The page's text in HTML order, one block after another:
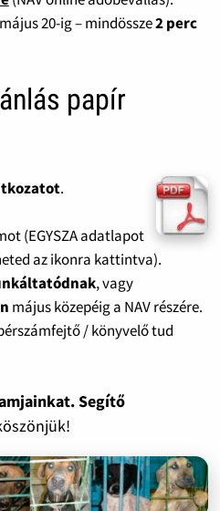
20-ig – mindössze2 perc
papír
.
(EGYSZA adatlapot
az ikonra kattintva).
, vagy
május közepéig a NAV részére.
/ könyvelő tud
Segítő